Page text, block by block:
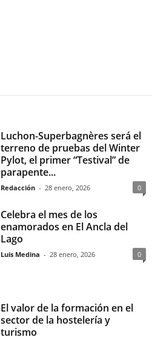
Luchon-Superbagnères será el
terreno de pruebas del Winter
Pylot, el primer “Testival” de
parapente...
Redacción - 28 enero, 2026 0
Celebra el mes de los
enamorados en El Ancla del
Lago
Luis Medina - 28 enero, 2026 0
El valor de la formación en el
sector de la hostelería y
turismo